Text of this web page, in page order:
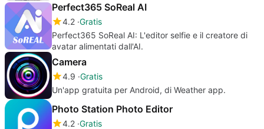
Perfect365 SoReal AI
4.2 Gratis
Perfect365 SoReal AI: L'editor selfie e il creatore di
avatar alimentati dall'AI.
Camera
4.9 Gratis
Un'app gratuita per Android, di Weather app.
Photo Station Photo Editor
4.2 Gratis